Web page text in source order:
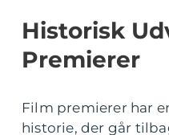
Historisk
Premierer
Film premierer har
historie, der går